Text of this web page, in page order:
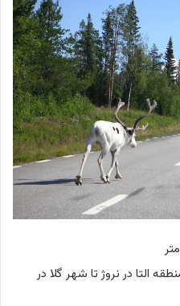
منطقه التا در نروژ تا شهر گلا در